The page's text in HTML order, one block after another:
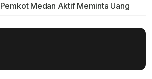
Medan Aktif Meminta Uang